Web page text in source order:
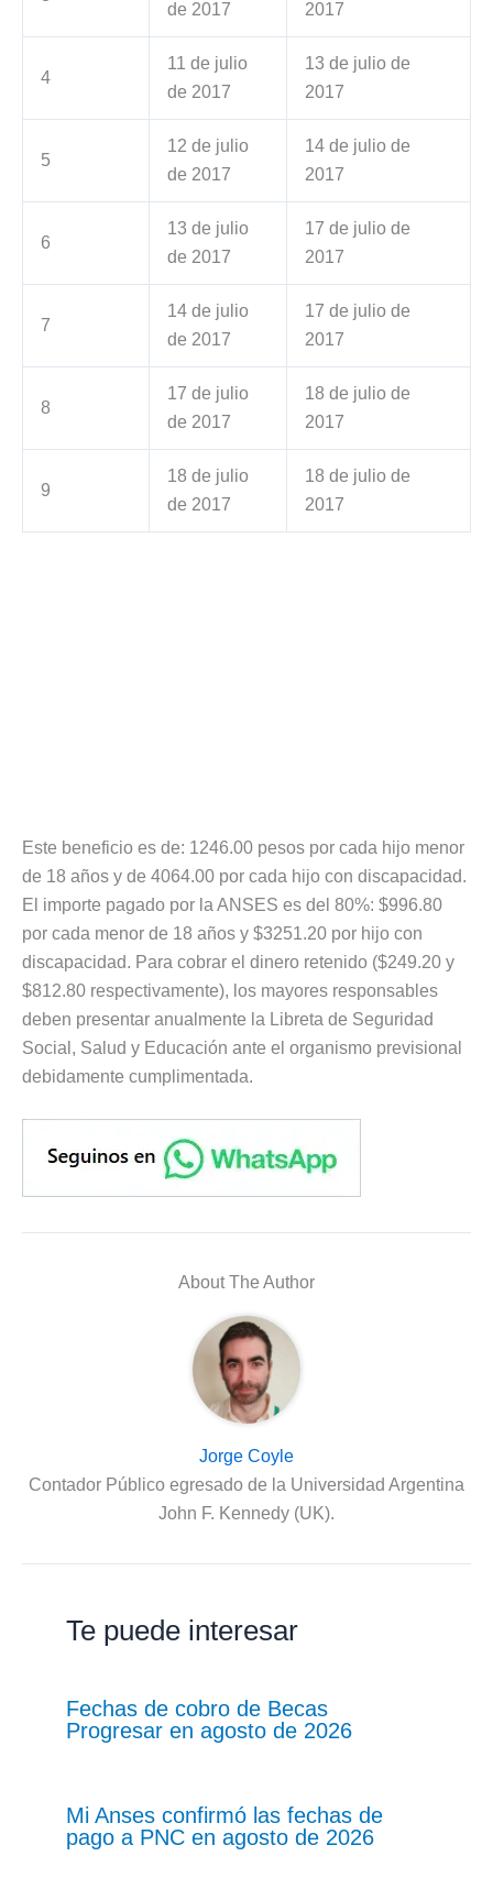
de 2017 2017
4
11 de julio
de 2017
13 de julio de
2017
5
12 de julio
de 2017
14 de julio de
2017
6
13 de julio
de 2017
17 de julio de
2017
7
14 de julio
de 2017
17 de julio de
2017
8
17 de julio
de 2017
18 de julio de
2017
9
18 de julio
de 2017
18 de julio de
2017
Este beneficio es de: 1246.00 pesos por cada hijo menor
de 18 años y de 4064.00 por cada hijo con discapacidad.
El importe pagado por la ANSES es del 80%: $996.80
por cada menor de 18 años y $3251.20 por hijo con
discapacidad. Para cobrar el dinero retenido ($249.20 y
$812.80 respectivamente), los mayores responsables
deben presentar anualmente la Libreta de Seguridad
Social, Salud y Educación ante el organismo previsional
debidamente cumplimentada.
About The Author
Jorge Coyle
Contador Público egresado de la Universidad Argentina
John F. Kennedy (UK).
Te puede interesar
Fechas de cobro de Becas
Progresar en agosto de 2026
Mi Anses confirmó las fechas de
pago a PNC en agosto de 2026